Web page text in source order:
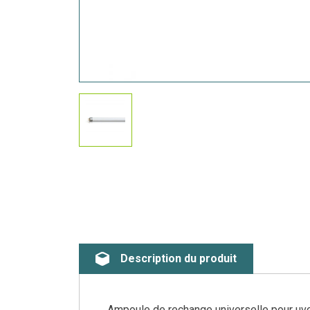
Description du produit